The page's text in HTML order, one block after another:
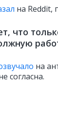
на Reddit,
что
на
согласна.